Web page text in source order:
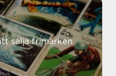
sälja frimärken